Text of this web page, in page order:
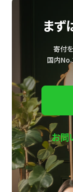
まず
寄付
国内
お問